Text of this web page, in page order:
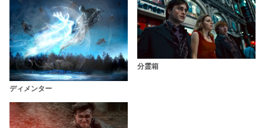
ディメンター
分霊箱